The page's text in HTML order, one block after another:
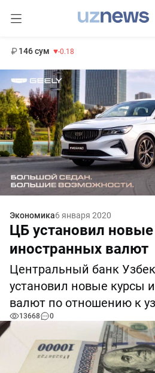
146 сум -0.18
Экономика6 января 2020
ЦБ установил
иностранных валют
Центральный банк
установил новые курсы
валют по отношению к
13668 0